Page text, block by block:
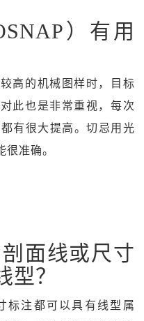
）有用
高的机械图样时，目标
此也是非常重视，每次
有很大提高。切忌用光
准确。
面线或尺寸
型？
标注都可以具有线型属